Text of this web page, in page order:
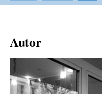
Autor